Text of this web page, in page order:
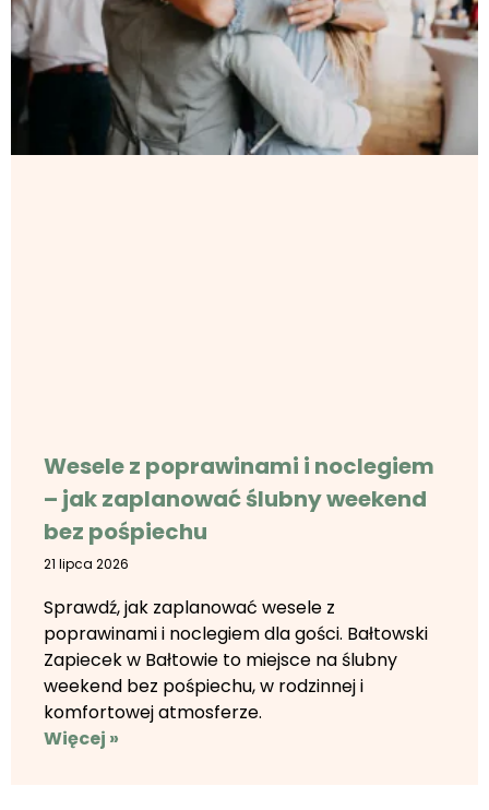
Wesele z poprawinami i noclegiem
– jak zaplanować ślubny weekend
bez pośpiechu
21 lipca 2026
Sprawdź, jak zaplanować wesele z
poprawinami i noclegiem dla gości. Bałtowski
Zapiecek w Bałtowie to miejsce na ślubny
weekend bez pośpiechu, w rodzinnej i
komfortowej atmosferze.
Więcej »